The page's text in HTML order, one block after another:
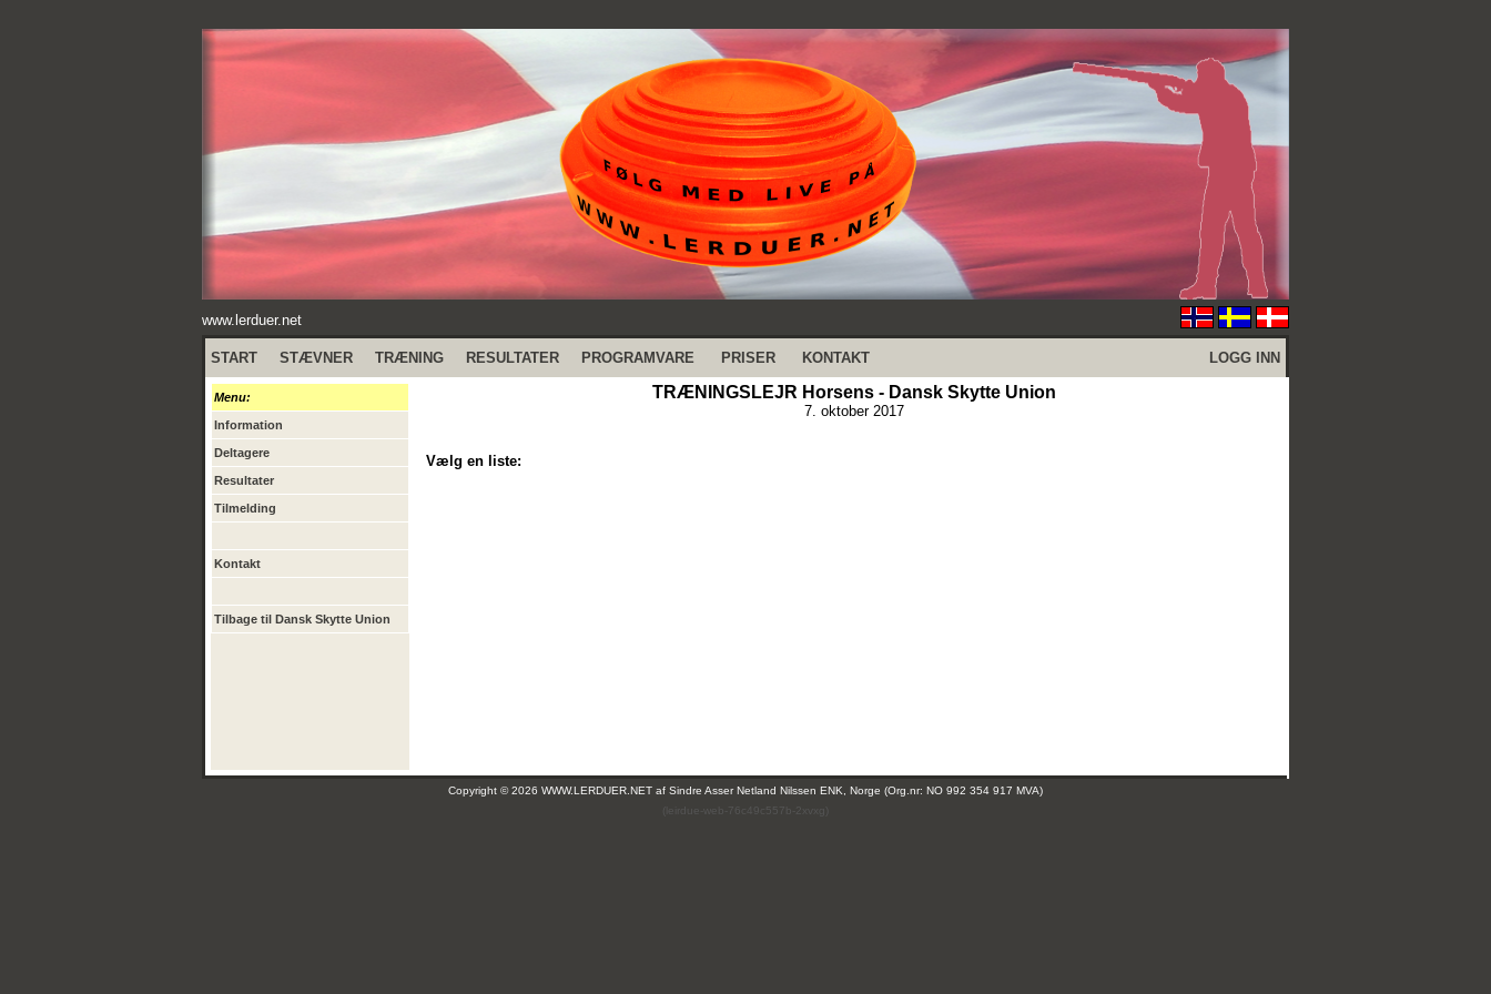
www.lerduer.net
START STÆVNER TRÆNING RESULTATER PROGRAMVARE PRISER KONTAKT LOGG INN
Menu:
Information
Deltagere
Resultater
Tilmelding
Kontakt
Tilbage til Dansk Skytte Union
TRÆNINGSLEJR Horsens - Dansk Skytte Union
7. oktober 2017
Vælg en liste:
Copyright © 2026 WWW.LERDUER.NET af Sindre Asser Netland Nilssen ENK, Norge (Org.nr: NO 992 354 917 MVA)
(leirdue-web-76c49c557b-2xvxg)